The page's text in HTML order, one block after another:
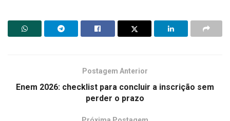
Postagem Anterior
Enem 2026: checklist para concluir a inscrição sem
perder o prazo